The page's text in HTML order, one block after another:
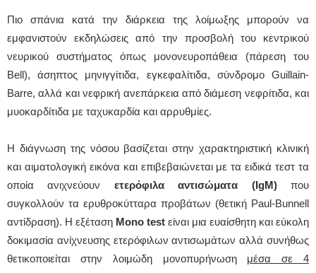
Πιο σπάνια κατά την διάρκεια της λοίμωξης μπορούν να
εμφανιστούν εκδηλώσεις από την προσβολή του κεντρικού
νευρικού συστήματος όπως μονονευροπάθεια (πάρεση του
Bell), άσηπτος μηνιγγίτιδα, εγκεφαλίτιδα, σύνδρομο Guillain-
Barre, αλλά και νεφρική ανεπάρκεια από διάμεση νεφρίτιδα, και
μυοκαρδίτιδα με ταχυκαρδία και αρρυθμίες.
Η διάγνωση της νόσου βασίζεται στην χαρακτηριστική κλινική
και αιματολογική εικόνα και επιβεβαιώνεται με τα ειδικά τεστ τα
οποία ανιχνεύουν ετερόφιλα αντισώματα (IgM)που
συγκολλούν τα ερυθροκύτταρα προβάτων (θετική Paul-Bunnell
αντίδραση). Η εξέταση Mono test είναι μια ευαίσθητη και εύκολη
δοκιμασία ανίχνευσης ετερόφιλων αντισωμάτων αλλά συνήθως
θετικοποιείται στην λοιμώδη μονοπυρήνωση μέσα σε 4